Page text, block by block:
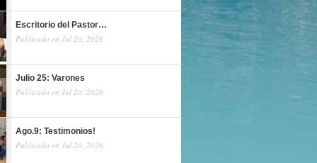
Escritorio del Pastor…
Publicado en Jul 20, 2026
Julio 25: Varones
Publicado en Jul 20, 2026
Ago.9: Testimonios!
Publicado en Jul 20, 2026